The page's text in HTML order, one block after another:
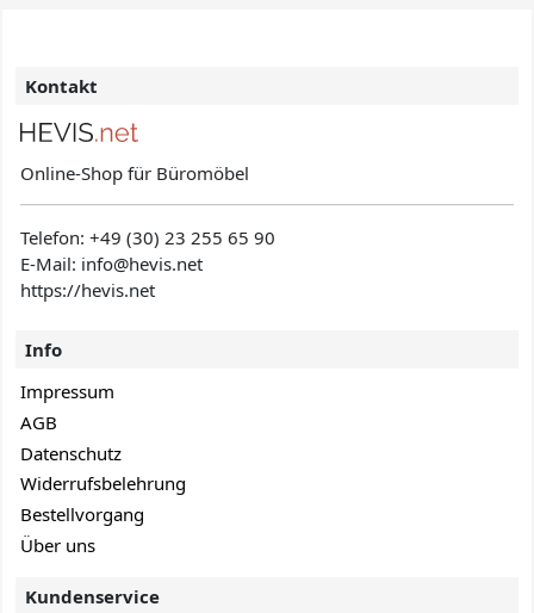
Kontakt
Online-Shop für Büromöbel
Telefon:+49 (30) 23 255 65 90
E-Mail: info@hevis.net
https://hevis.net
Info
Impressum
AGB
Datenschutz
Widerrufsbelehrung
Bestellvorgang
Über uns
Kundenservice